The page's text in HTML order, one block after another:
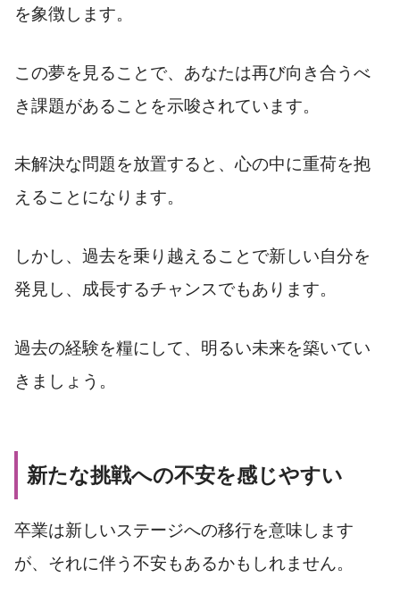
を象徴します。
この夢を見ることで、あなたは再び向き合うべ
き課題があることを示唆されています。
未解決な問題を放置すると、心の中に重荷を抱
えることになります。
しかし、過去を乗り越えることで新しい自分を
発見し、成長するチャンスでもあります。
過去の経験を糧にして、明るい未来を築いてい
きましょう。
新たな挑戦への不安を感じやすい
卒業は新しいステージへの移行を意味します
が、それに伴う不安もあるかもしれません。